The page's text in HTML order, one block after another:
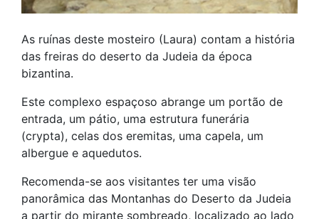
As ruínas deste mosteiro (Laura) contam a história
das freiras do deserto da Judeia da época
bizantina.
Este complexo espaçoso abrange um portão de
entrada, um pátio, uma estrutura funerária
(crypta), celas dos eremitas, uma capela, um
albergue e aquedutos.
Recomenda-se aos visitantes ter uma visão
panorâmica das Montanhas do Deserto da Judeia
a partir do mirante sombreado, localizado ao lado